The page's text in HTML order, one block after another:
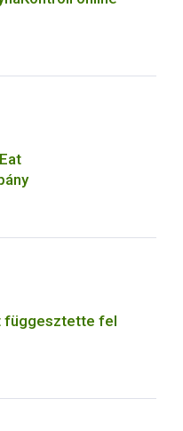
függesztette fel